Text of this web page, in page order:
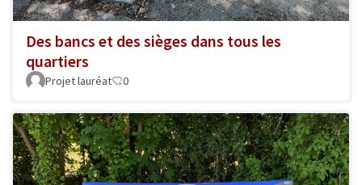
Des bancs et des sièges dans tous les
quartiers
Projet lauréat 0